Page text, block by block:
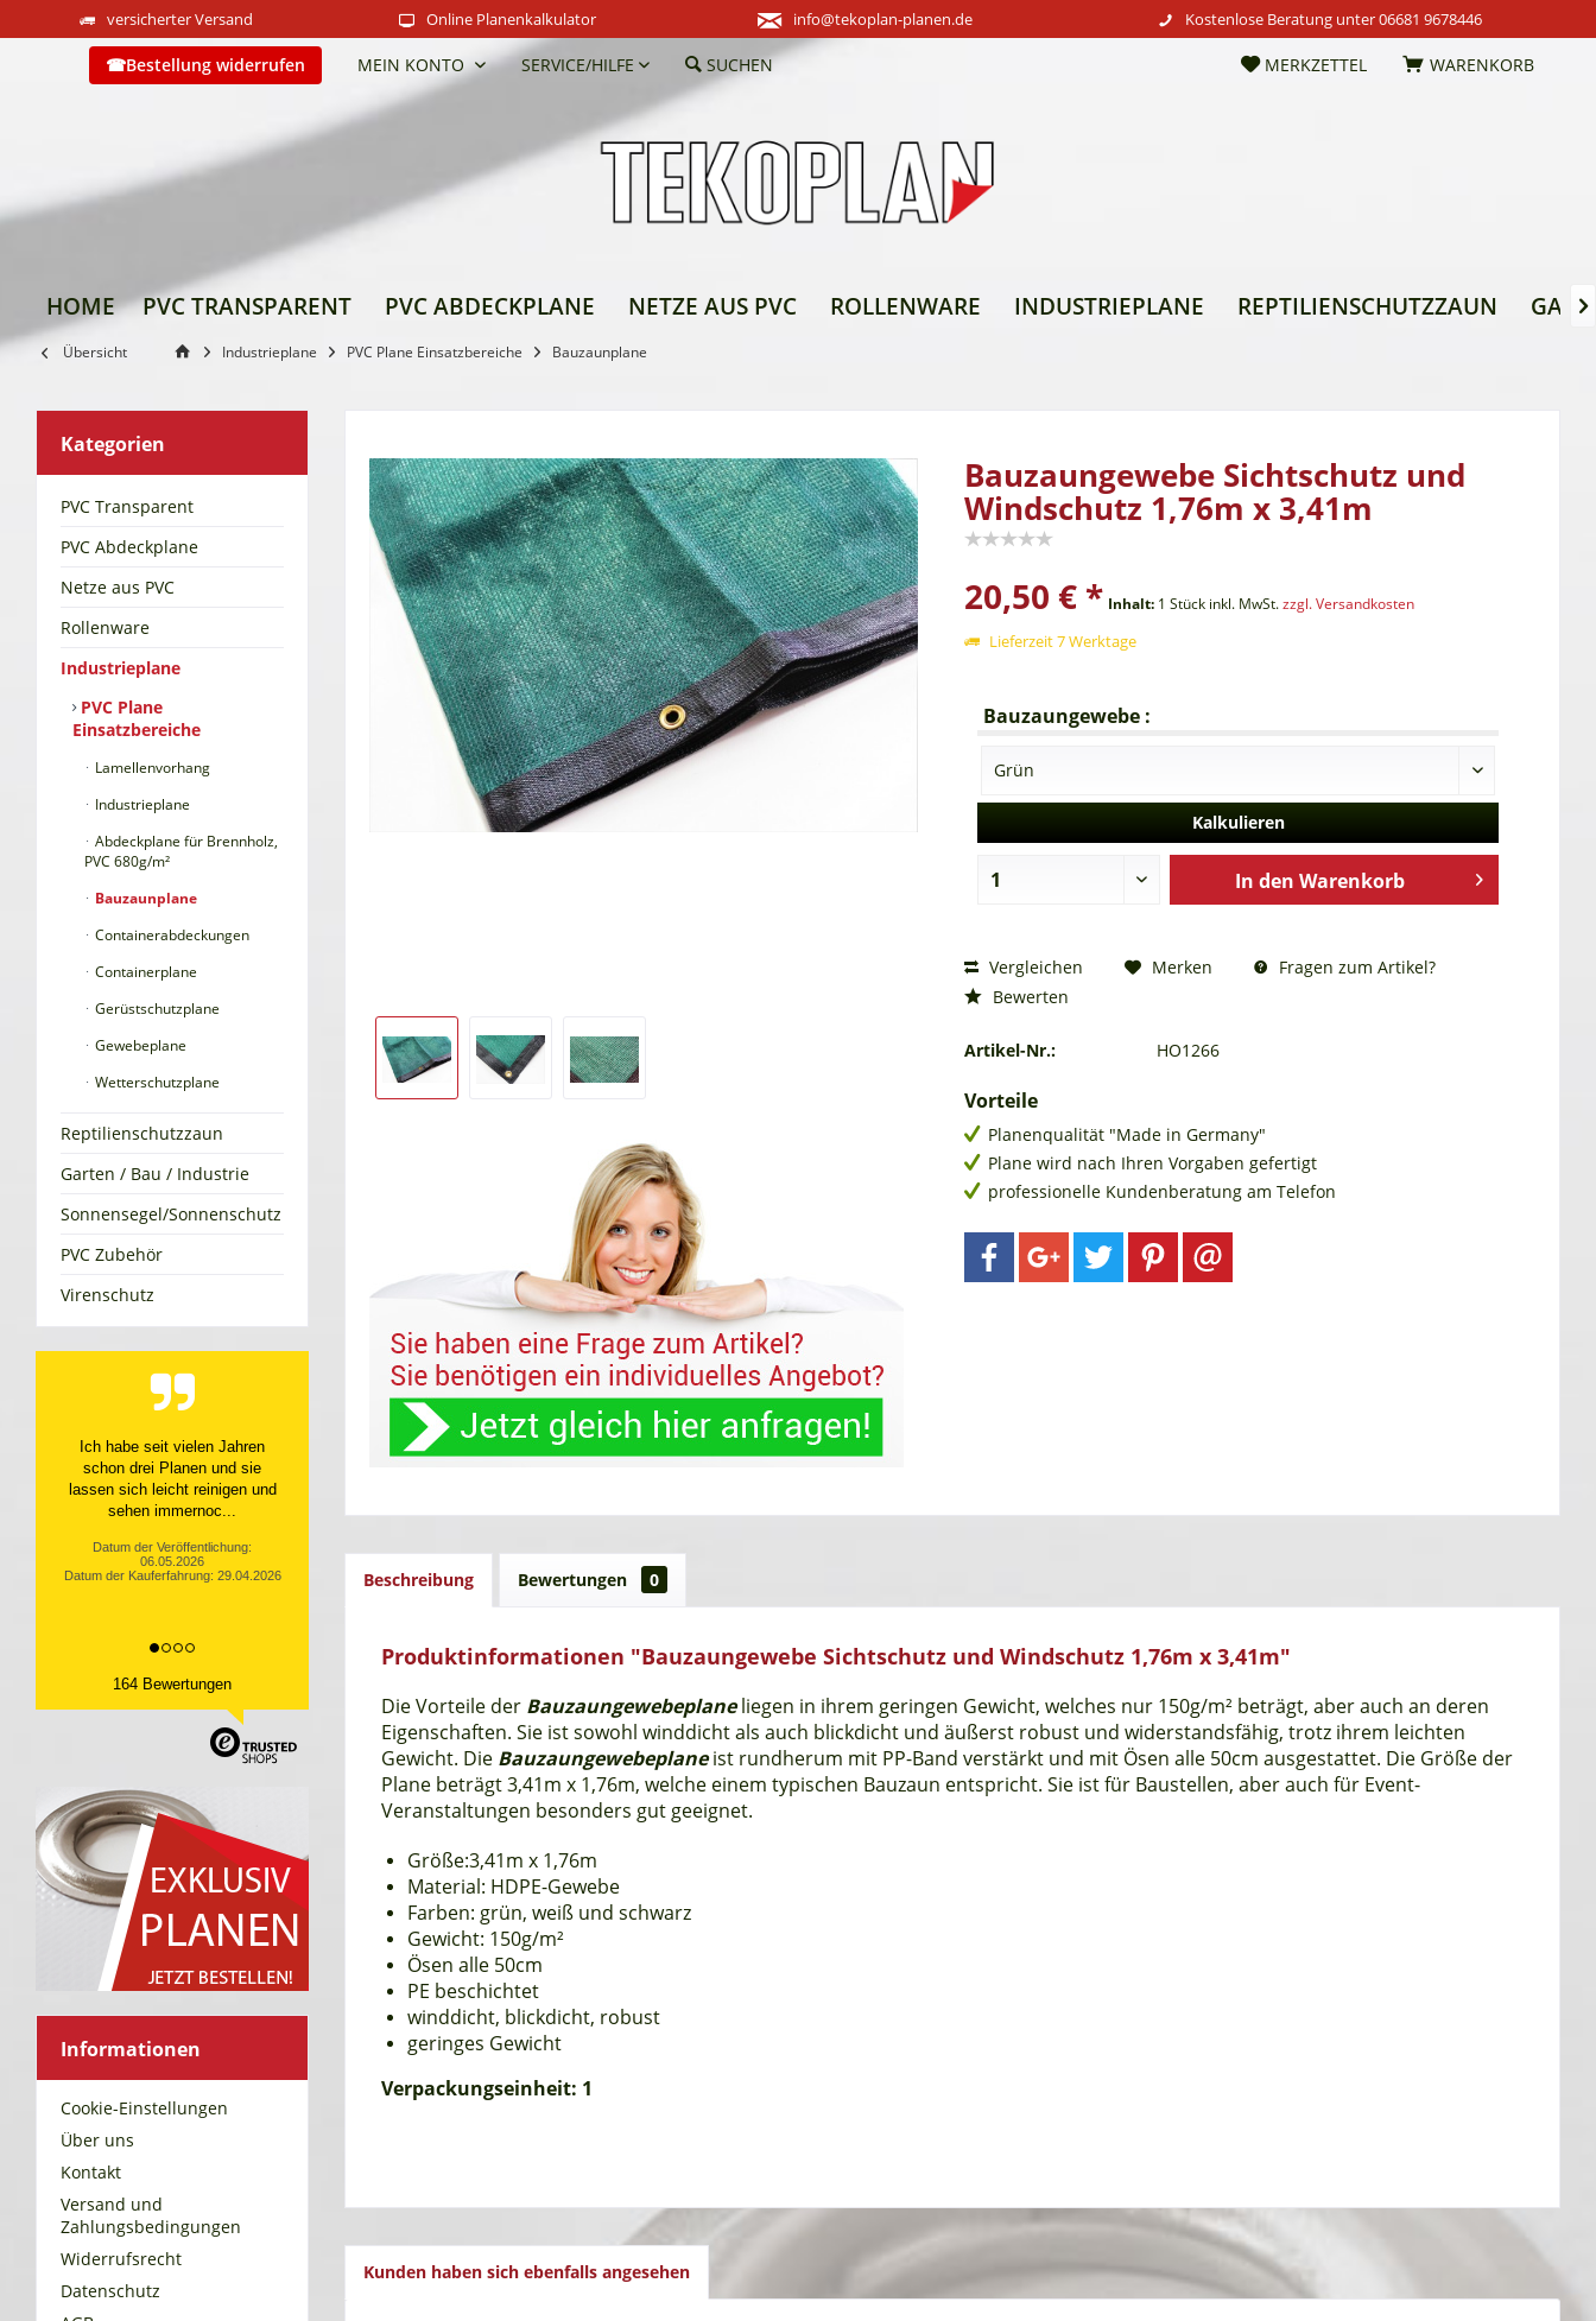
versicherter Versand Online Planenkalkulator info@tekoplan-planen.de Kostenlose Beratung unter06681 9678446
Bestellung widerrufen WARENKORB
MERKZETTEL
MEIN KONTO SERVICE/HILFE SUCHEN
HOME PVC TRANSPARENT PVC ABDECKPLANE NETZE AUS PVC ROLLENWARE INDUSTRIEPLANE REPTILIENSCHUTZZAUN 
Übersicht Industrieplane PVC Plane Einsatzbereiche Bauzaunplane
Kategorien
PVC Transparent
PVC Abdeckplane
Netze aus PVC
Rollenware
Industrieplane
PVC Plane
Einsatzbereiche
Lamellenvorhang
Industrieplane
Abdeckplane für Brennholz,
PVC 680g/m²
Bauzaunplane
Containerabdeckungen
Containerplane
Gerüstschutzplane
Gewebeplane
Wetterschutzplane
Reptilienschutzzaun
Garten / Bau / Industrie
Sonnensegel/Sonnenschutz
PVC Zubehör
Virenschutz
Top Service, top Produkt
Datum der Veröffentlichung:
10.04.2026
Datum der Kauferfahrung: 31.03.2026
164 Bewertungen
Informationen
Cookie-Einstellungen
Über uns
Kontakt
Versand und
Zahlungsbedingungen
Widerrufsrecht
Datenschutz
Bauzaungewebe Sichtschutz und
Windschutz 1,76m x 3,41m
20,50 € * Inhalt: 1 Stück inkl. MwSt.zzgl. Versandkosten
Lieferzeit 7 Werktage
Bauzaungewebe :
Kalkulieren
In den Warenkorb
Vergleichen Merken
Fragen zum Artikel?
Bewerten
Artikel-Nr.: HO1266
Vorteile
Planenqualität "Made in Germany"
Plane wird nach Ihren Vorgaben gefertigt
professionelle Kundenberatung am Telefon
Beschreibung Bewertungen 0
Produktinformationen "Bauzaungewebe Sichtschutz und Windschutz 1,76m x 3,41m"
Die Vorteile der Bauzaungewebeplaneliegen in ihrem geringen Gewicht, welches nur 150g/m² beträgt, aber auch an deren
Eigenschaften. Sie ist sowohl winddicht als auch blickdicht und äußerst robust und widerstandsfähig, trotz ihrem leichten
Gewicht. Die Bauzaungewebeplaneist rundherum mit PP-Band verstärkt und mit Ösen alle 50cm ausgestattet. Die Größe der
Plane beträgt 3,41m x 1,76m, welche einem typischen Bauzaun entspricht. Sie ist für Baustellen, aber auch für Event-
Veranstaltungen besonders gut geeignet.
Größe:3,41m x 1,76m
Material: HDPE-Gewebe
Farben: grün, weiß und schwarz
Gewicht: 150g/m²
Ösen alle 50cm
PE beschichtet
winddicht, blickdicht, robust
geringes Gewicht
Verpackungseinheit: 1
Kunden haben sich ebenfalls angesehen